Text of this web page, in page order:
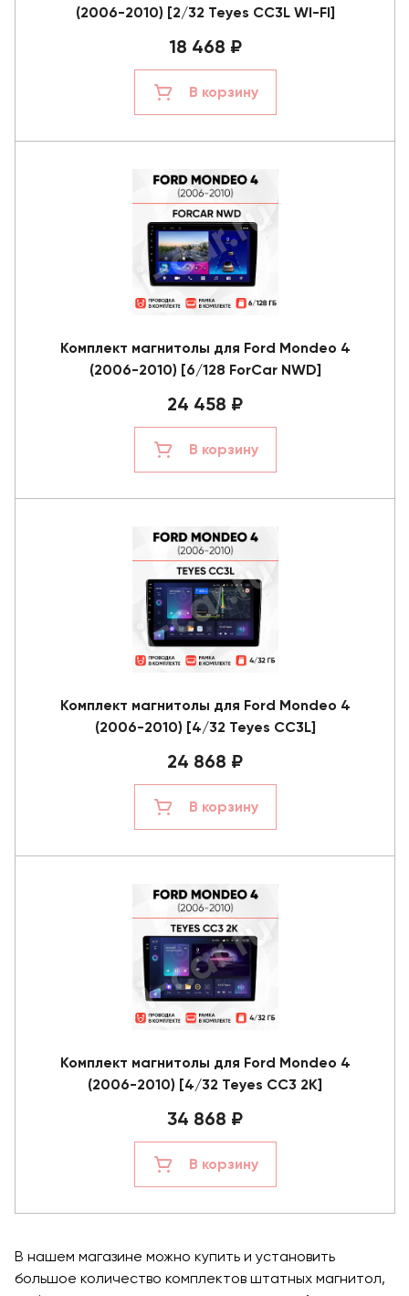
(2006-2010) [2/32 Teyes CC3L WI-FI]
18 468 ₽
В корзину
Комплект магнитолы для Ford Mondeo 4
(2006-2010) [6/128 ForCar NWD]
24 458 ₽
В корзину
Комплект магнитолы для Ford Mondeo 4
(2006-2010) [4/32 Teyes CC3L]
24 868 ₽
В корзину
Комплект магнитолы для Ford Mondeo 4
(2006-2010) [4/32 Teyes CC3 2K]
34 868 ₽
В корзину
В нашем магазине можно купить и установить
большое количество комплектов штатных магнитол,